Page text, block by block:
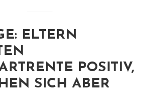
ELTERN
POSITIV,
SICH ABER